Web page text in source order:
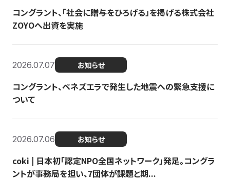
コングラント、「社会に贈与をひろげる」を掲げる株式会社
ZOYOへ出資を実施
2026.07.07 お知らせ
コングラント、ベネズエラで発生した地震への緊急支援に
ついて
2026.07.06 お知らせ
coki | 日本初「認定NPO全国ネットワーク」発足。コングラ
ントが事務局を担い、7団体が課題と期...